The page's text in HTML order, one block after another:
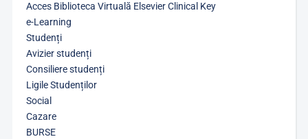
Acces Biblioteca Virtuală Elsevier Clinical Key
e-Learning
Studenți
Avizier studenți
Consiliere studenți
Ligile Studenților
Social
Cazare
BURSE